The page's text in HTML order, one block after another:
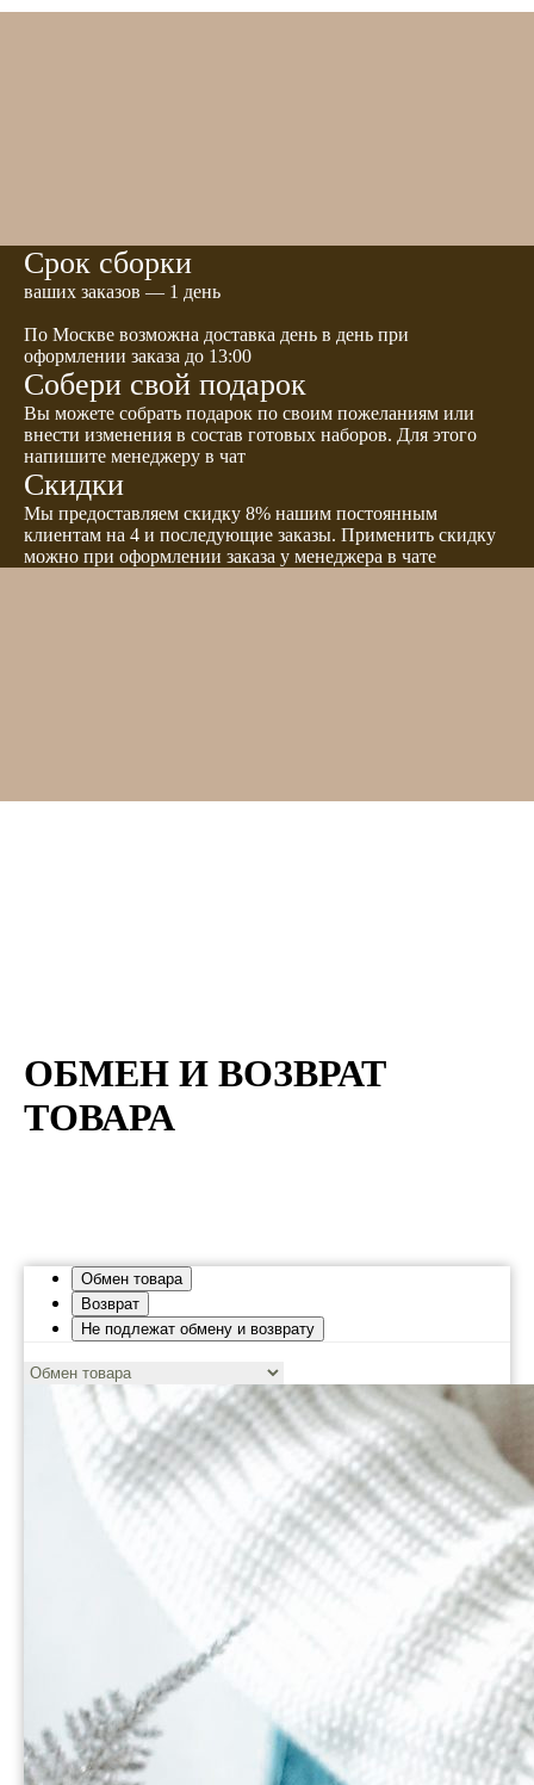
Срок сборки
ваших заказов — 1 день
По Москве возможна доставка день в день при
оформлении заказа до 13:00
Собери свой подарок
Вы можете собрать подарок по своим пожеланиям или
внести изменения в состав готовых наборов. Для этого
напишите менеджеру в чат
Скидки
Мы предоставляем скидку 8% нашим постоянным
клиентам на 4 и последующие заказы. Применить скидку
можно при оформлении заказа у менеджера в чате
ОБМЕН И ВОЗВРАТ
ТОВАРА
Обмен товара
Возврат
Не подлежат обмену и возврату